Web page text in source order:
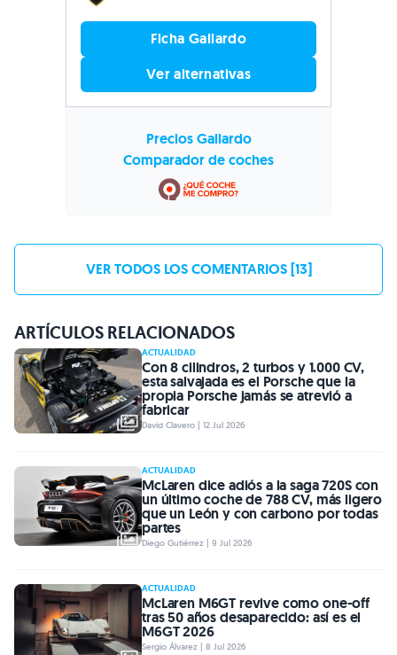
Ficha Gallardo
Ver alternativas
Precios Gallardo
Comparador de coches
VER TODOS LOS COMENTARIOS [13]
ARTÍCULOS RELACIONADOS
ACTUALIDAD
Con 8 cilindros, 2 turbos y 1.000 CV,
esta salvajada es el Porsche que la
propia Porsche jamás se atrevió a
fabricar
David Clavero | 12 Jul 2026
ACTUALIDAD
McLaren dice adiós a la saga 720S con
un último coche de 788 CV, más ligero
que un León y con carbono por todas
partes
Diego Gutiérrez | 9 Jul 2026
ACTUALIDAD
McLaren M6GT revive como one-off
tras 50 años desaparecido: así es el
M6GT 2026
Sergio Álvarez | 8 Jul 2026